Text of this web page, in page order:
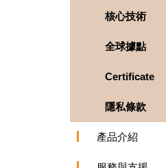
核心技術
全球據點
Certificate
隱私條款
產品介紹